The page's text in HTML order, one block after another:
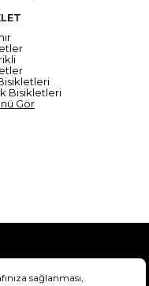
Bisikletleri
Gör